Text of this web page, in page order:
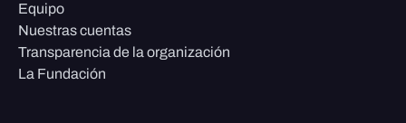
Equipo
Nuestras cuentas
Transparencia de la organización
La Fundación